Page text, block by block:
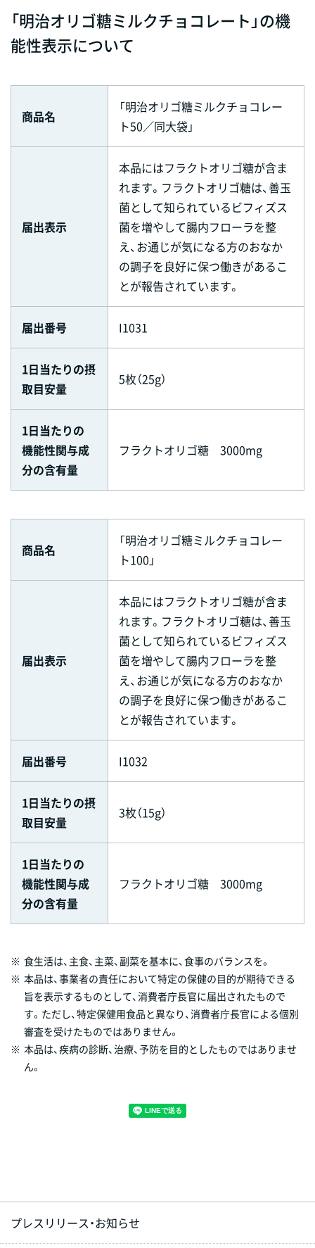
「明治オリゴ糖ミルクチョコレート」の機
能性表示について
商品名
「明治オリゴ糖ミルクチョコレー
ト50／同大袋」
届出表示
本品にはフラクトオリゴ糖が含ま
れます。フラクトオリゴ糖は、善玉
菌として知られているビフィズス
菌を増やして腸内フローラを整
え、お通じが気になる方のおなか
の調子を良好に保つ働きがあるこ
とが報告されています。
届出番号 I1031
1日当たりの摂
取目安量
5枚（25g）
1日当たりの
機能性関与成
分の含有量
フラクトオリゴ糖 3000mg
商品名
「明治オリゴ糖ミルクチョコレー
ト100」
届出表示
本品にはフラクトオリゴ糖が含ま
れます。フラクトオリゴ糖は、善玉
菌として知られているビフィズス
菌を増やして腸内フローラを整
え、お通じが気になる方のおなか
の調子を良好に保つ働きがあるこ
とが報告されています。
届出番号 I1032
1日当たりの摂
取目安量
3枚（15g）
1日当たりの
機能性関与成
分の含有量
フラクトオリゴ糖 3000mg
※ 食生活は、主食、主菜、副菜を基本に、食事のバランスを。
※ 本品は、事業者の責任において特定の保健の目的が期待できる
旨を表示するものとして、消費者庁長官に届出されたもので
す。ただし、特定保健用食品と異なり、消費者庁長官による個別
審査を受けたものではありません。
※ 本品は、疾病の診断、治療、予防を目的としたものではありませ
ん。
プレスリリース・お知らせ